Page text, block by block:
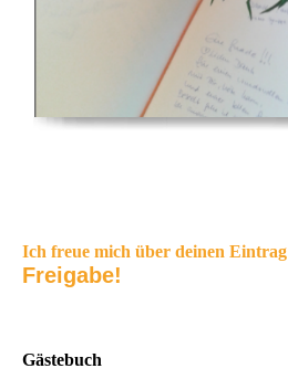
Ich freue mich über deinen Eintrag
Freigabe!
Gästebuch